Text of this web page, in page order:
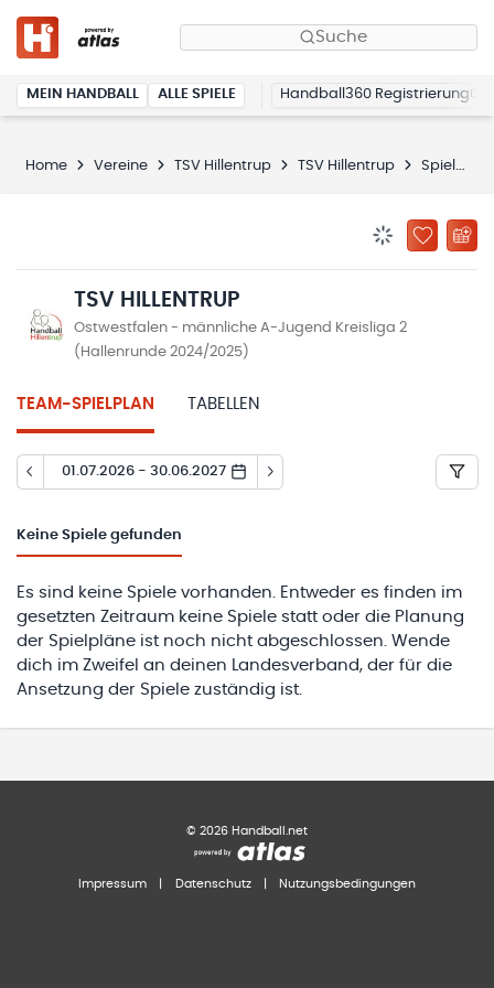
Suche
MEIN HANDBALL ALLE SPIELE Handball360 Registrierung
Home Vereine TSV Hillentrup TSV Hillentrup Spielplan
ZU
TSV HILLENTRUP
Ostwestfalen - männliche A-Jugend Kreisliga 2
(Hallenrunde 2024/2025)
TEAM-SPIELPLAN TABELLEN
01.07.2026 - 30.06.2027
Keine Spiele gefunden
Es sind keine Spiele vorhanden. Entweder es finden im
gesetzten Zeitraum keine Spiele statt oder die Planung
der Spielpläne ist noch nicht abgeschlossen. Wende
dich im Zweifel an deinen Landesverband, der für die
Ansetzung der Spiele zuständig ist.
© 2026 Handball.net
Impressum Datenschutz Nutzungsbedingungen